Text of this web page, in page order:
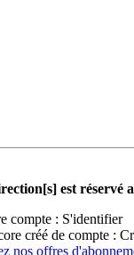
est
compte : S'identifier
créé de compte :
nos offres